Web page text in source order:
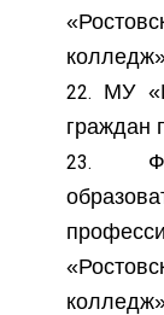
МУ
граждан